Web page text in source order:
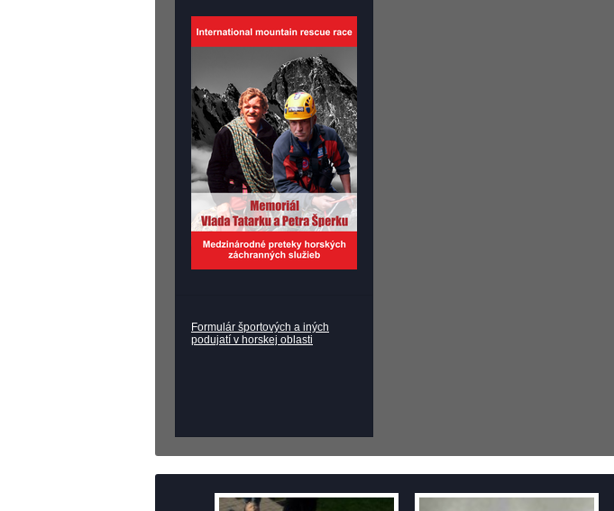
Formulár športových a iných
podujatí v horskej oblasti